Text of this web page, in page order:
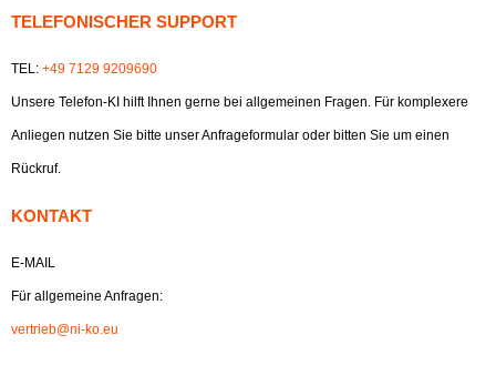
TELEFONISCHER SUPPORT
TEL: +49 7129 9209690
Unsere Telefon-KI hilft Ihnen gerne bei allgemeinen Fragen. Für komplexere
Anliegen nutzen Sie bitte unser Anfrageformular oder bitten Sie um einen
Rückruf.
KONTAKT
E-MAIL
Für allgemeine Anfragen:
vertrieb@ni-ko.eu